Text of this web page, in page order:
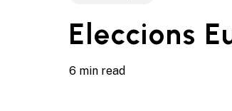
Eleccions
6 min read